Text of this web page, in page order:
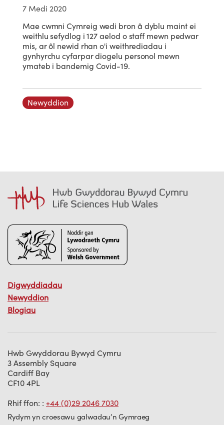
7 Medi 2020
Mae cwmni Cymreig wedi bron â dyblu maint ei
weithlu sefydlog i 127 aelod o staff mewn pedwar
mis, ar ôl newid rhan o'i weithrediadau i
gynhyrchu cyfarpar diogelu personol mewn
ymateb i bandemig Covid-19.
Newyddion
Digwyddiadau
Newyddion
Blogiau
Hwb Gwyddorau Bywyd Cymru
3 Assembly Square
Cardiff Bay
CF10 4PL
Rhif ffon: : +44 (0)29 2046 7030
Rydym yn croesawu galwadau’n Gymraeg